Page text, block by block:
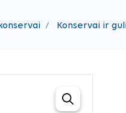
Konservai ir